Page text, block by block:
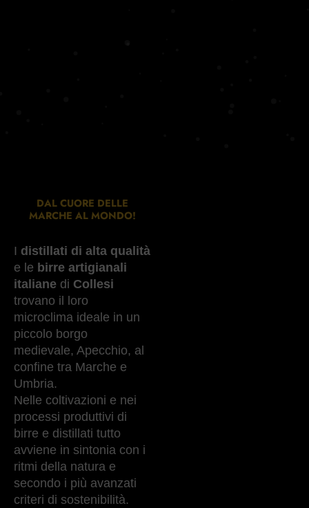
DAL CUORE DELLE
MARCHE AL MONDO!
I distillati di alta qualità
e le birre artigianali
italiane di Collesi
trovano il loro
microclima ideale in un
piccolo borgo
medievale, Apecchio, al
confine tra Marche e
Umbria.
Nelle coltivazioni e nei
processi produttivi di
birre e distillati tutto
avviene in sintonia con i
ritmi della natura e
secondo i più avanzati
criteri di sostenibilità.